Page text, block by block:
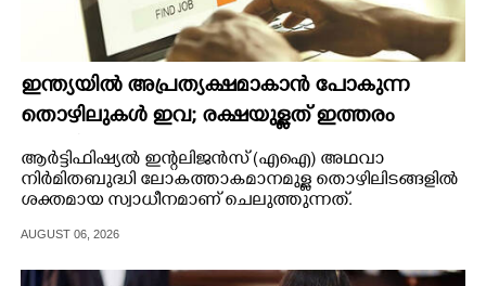
LIFESTYLE
SPIRITUAL
ART
ഇന്ത്യയിൽ അപ്രത്യക്ഷമാകാൻ പോകുന്ന
തൊഴിലുകൾ ഇവ; രക്ഷയുള്ളത് ഇത്തരം
ജോലികൾക്ക് മാത്രം
ആർട്ടിഫിഷ്യൽ ഇന്റലിജൻസ് (എഐ) അഥവാ
നിർമിതബുദ്ധി ലോകത്താകമാനമുള്ള തൊഴിലിടങ്ങളിൽ
ശക്തമായ സ്വാധീനമാണ് ചെലുത്തുന്നത്.
AUGUST 06, 2026